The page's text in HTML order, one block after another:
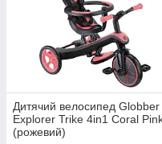
Дитячий велосипед Globber
Explorer Trike 4in1 Coral
(рожевий)